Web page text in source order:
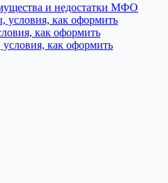
и недостатки МФО
условия, как оформить
как оформить
как оформить